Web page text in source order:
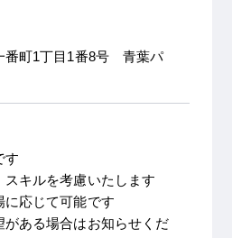
番町1丁目1番8号 青葉パ
す
スキルを考慮いたします
に応じて可能です
がある場合はお知らせくだ